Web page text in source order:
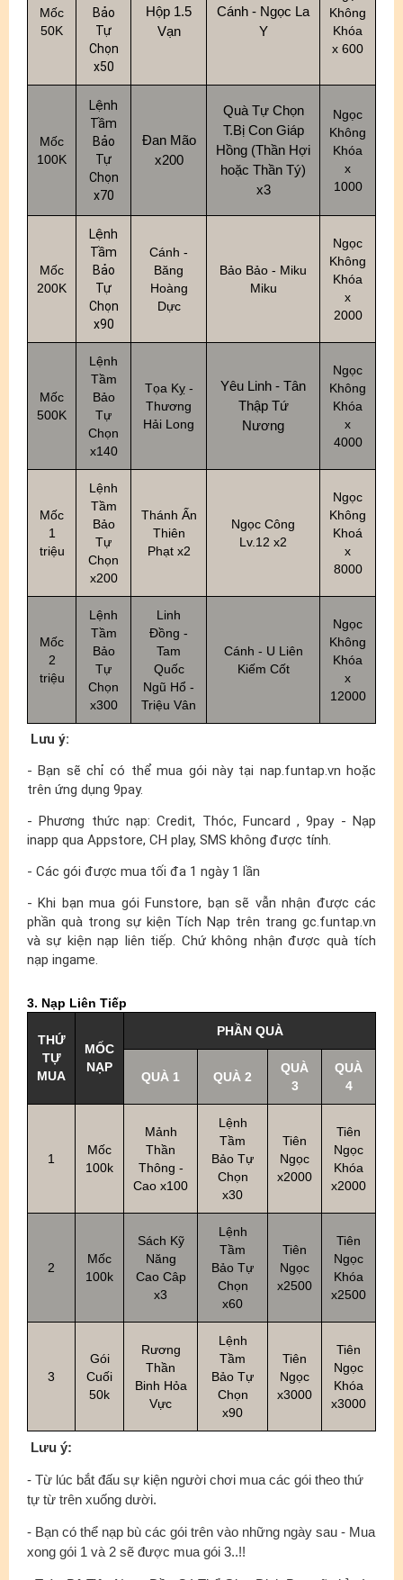
Mốc
50K
Bảo
Tự
Chọn
x50
Hộp 1.5
Vạn
Cánh - Ngọc La
Y
Không
Khóa
x 600
Mốc
100K
Lệnh
Tầm
Bảo
Tự
Chọn
x70
Đan Mão
x200
Quà Tự Chọn
T.Bị Con Giáp
Hồng (Thần Hợi
hoặc Thần Tý)
x3
Ngọc
Không
Khóa
x
1000
Mốc
200K
Lệnh
Tầm
Bảo
Tự
Chọn
x90
Cánh -
Băng
Hoàng
Dực
Bảo Bảo - Miku
Miku
Ngọc
Không
Khóa
x
2000
Mốc
500K
Lệnh
Tầm
Bảo
Tự
Chọn
x140
Tọa Kỵ -
Thương
Hải Long
Yêu Linh - Tân
Thập Tứ
Nương
Ngọc
Không
Khóa
x
4000
Mốc
1
triệu
Lệnh
Tầm
Bảo
Tự
Chọn
x200
Thánh Ấn
Thiên
Phạt x2
Ngọc Công
Lv.12 x2
Ngọc
Không
Khoá
x
8000
Mốc
2
triệu
Lệnh
Tầm
Bảo
Tự
Chọn
x300
Linh
Đồng -
Tam
Quốc
Ngũ Hổ -
Triệu Vân
Cánh - U Liên
Kiếm Cốt
Ngọc
Không
Khóa
x
12000
Lưu ý:
- Bạn sẽ chỉ có thể mua gói này tại nap.funtap.vn hoặc
trên ứng dụng 9pay.
- Phương thức nạp: Credit, Thóc, Funcard , 9pay - Nạp
inapp qua Appstore, CH play, SMS không được tính.
- Các gói được mua tối đa 1 ngày 1 lần
- Khi bạn mua gói Funstore, bạn sẽ vẫn nhận được các
phần quà trong sự kiện Tích Nạp trên trang gc.funtap.vn
và sự kiện nạp liên tiếp. Chứ không nhận được quà tích
nạp ingame.
3. Nạp Liên Tiếp
THỨ
TỰ
MUA
MỐC
NẠP
PHẦN QUÀ
QUÀ 1 QUÀ 2
QUÀ
3
QUÀ
4
1
Mốc
100k
Mảnh
Thần
Thông -
Cao x100
Lệnh
Tầm
Bảo Tự
Chọn
x30
Tiên
Ngọc
x2000
Tiên
Ngọc
Khóa
x2000
2
Mốc
100k
Sách Kỹ
Năng
Cao Câp
x3
Lệnh
Tầm
Bảo Tự
Chọn
x60
Tiên
Ngọc
x2500
Tiên
Ngọc
Khóa
x2500
3
Gói
Cuối
50k
Rương
Thần
Binh Hỏa
Vực
Lệnh
Tầm
Bảo Tự
Chọn
x90
Tiên
Ngọc
x3000
Tiên
Ngọc
Khóa
x3000
Lưu ý:
- Từ lúc bắt đấu sự kiện người chơi mua các gói theo thứ
tự từ trên xuống dười.
- Bạn có thể nạp bù các gói trên vào những ngày sau - Mua
xong gói 1 và 2 sẽ được mua gói 3..!!